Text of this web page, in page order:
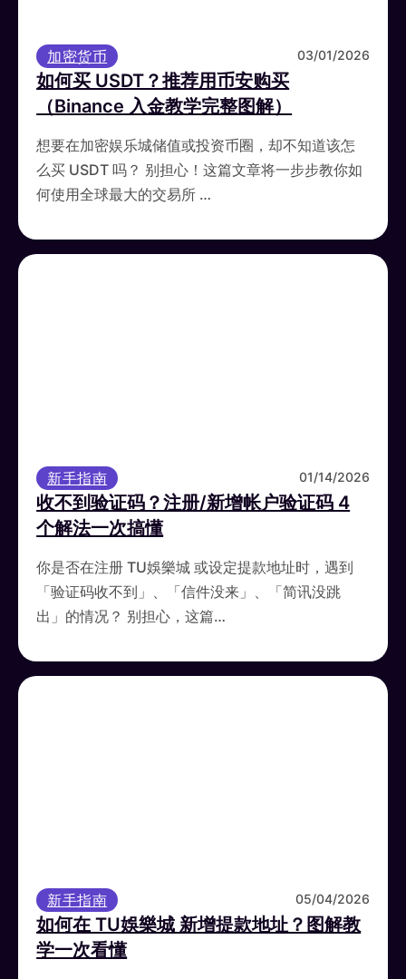
加密货币 03/01/2026
如何买 USDT？推荐用币安购买
（Binance 入金教学完整图解）
想要在加密娱乐城储值或投资币圈，却不知道该怎
么买 USDT 吗？ 别担心！这篇文章将一步步教你如
何使用全球最大的交易所 …
新手指南 01/14/2026
收不到验证码？注册/新增帐户验证码 4
个解法一次搞懂
你是否在注册 TU娛樂城 或设定提款地址时，遇到
「验证码收不到」、「信件没来」、「简讯没跳
出」的情况？ 别担心，这篇…
新手指南 05/04/2026
如何在 TU娛樂城 新增提款地址？图解教
学一次看懂